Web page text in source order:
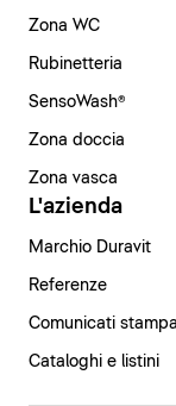
Zona WC
Rubinetteria
SensoWash®
Zona doccia
Zona vasca
L'azienda
Marchio Duravit
Referenze
Comunicati stampa
Cataloghi e listini